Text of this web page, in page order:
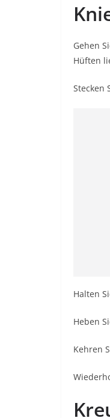
Gehen
Hüften
Stecken
Halten
Heben
Kehren